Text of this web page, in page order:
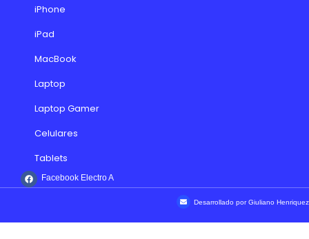
iPhone
iPad
MacBook
Laptop
Laptop Gamer
Celulares
Tablets
Facebook Electro A
Desarrollado por Giuliano Henriquez